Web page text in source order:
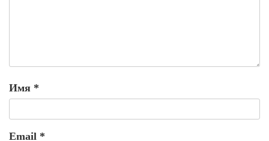
Имя *
Email *